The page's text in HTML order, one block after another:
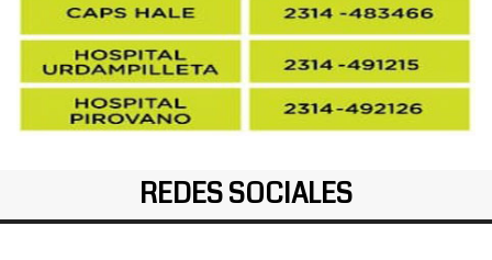
REDES SOCIALES